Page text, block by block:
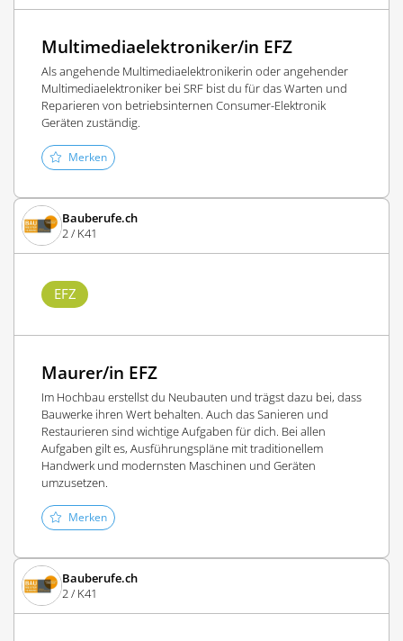
Multimediaelektroniker/in EFZ
Als angehende Multimediaelektronikerin oder angehender
Multimediaelektroniker bei SRF bist du für das Warten und
Reparieren von betriebsinternen Consumer-Elektronik
Geräten zuständig.
Merken
Bauberufe.ch
2 / K41
EFZ
Maurer/in EFZ
Im Hochbau erstellst du Neubauten und trägst dazu bei, dass
Bauwerke ihren Wert behalten. Auch das Sanieren und
Restaurieren sind wichtige Aufgaben für dich. Bei allen
Aufgaben gilt es, Ausführungspläne mit traditionellem
Handwerk und modernsten Maschinen und Geräten
umzusetzen.
Merken
Bauberufe.ch
2 / K41